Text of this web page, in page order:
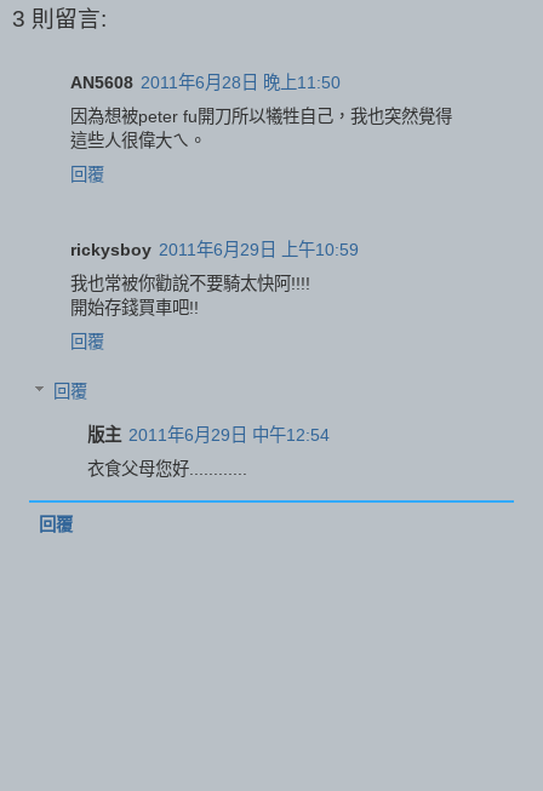
3 則留言:
AN5608 2011年6月28日 晚上11:50
因為想被peter fu開刀所以犧牲自己，我也突然覺得
這些人很偉大ㄟ。
回覆
rickysboy 2011年6月29日 上午10:59
我也常被你勸說不要騎太快阿!!!!
開始存錢買車吧!!
回覆
回覆
版主 2011年6月29日 中午12:54
衣食父母您好............
回覆